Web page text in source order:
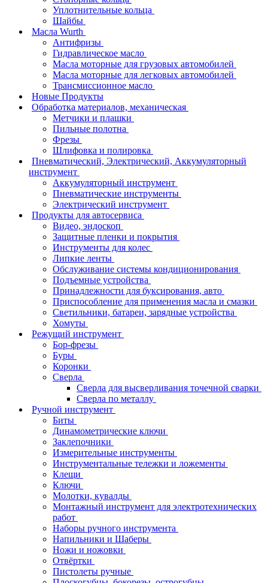
Уплотнительные кольца
Шайбы
Масла Wurth
Антифризы
Гидравлическое масло
Масла моторные для грузовых автомобилей
Масла моторные для легковых автомобилей
Трансмиссионное масло
Новые Продукты
Обработка материалов, механическая
Метчики и плашки
Пильные полотна
Фрезы
Шлифовка и полировка
Пневматический, Электрический, Аккумуляторный
инструмент
Аккумуляторный инструмент
Пневматические инструменты
Электрический инструмент
Продукты для автосервиса
Видео, эндоскоп
Защитные пленки и покрытия
Инструменты для колес
Липкие ленты
Обслуживание системы кондиционирования
Подъемные устройства
Принадлежности для буксирования, авто
Приспособление для применения масла и смазки
Светильники, батареи, зарядные устройства
Хомуты
Режущий инструмент
Бор-фрезы
Буры
Коронки
Сверла
Сверла для высверливания точечной сварки
Сверла по металлу
Ручной инструмент
Биты
Динамометрические ключи
Заклепочники
Измерительные инструменты
Инструментальные тележки и ложементы
Клещи
Ключи
Молотки, кувалды
Монтажный инструмент для электротехнических
работ
Наборы ручного инструмента
Напильники и Шаберы
Ножи и ножовки
Отвёртки
Пистолеты ручные